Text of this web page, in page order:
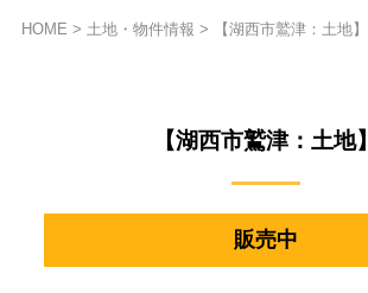
HOME > 土地・物件情報 > 【湖西市鷲津：土地】
【湖西市鷲津：土地】
販売中